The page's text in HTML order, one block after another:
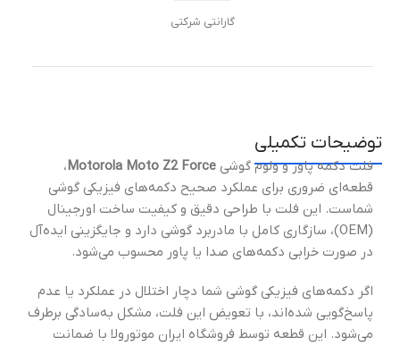
گارانتی شرکتی
توضیحات تکمیلی
فلت دکمه پاور و ولوم گوشی Motorola Moto Z2 Force،
قطعه‌ای ضروری برای عملکرد صحیح دکمه‌های فیزیکی گوشی
شماست. این فلت با طراحی دقیق و کیفیت ساخت اورجینال
(OEM)، سازگاری کامل با مادربرد گوشی دارد و جایگزینی ایده‌آل
در صورت خرابی دکمه‌های صدا یا پاور محسوب می‌شود.
اگر دکمه‌های فیزیکی گوشی شما دچار اختلال در عملکرد یا عدم
پاسخ‌گویی شده‌اند، با تعویض این فلت، مشکل به‌سادگی برطرف
می‌شود. این قطعه توسط فروشگاه ایران موتورولا با ضمانت